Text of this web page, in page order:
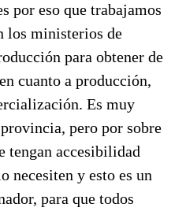
por eso que trabajamos
los ministerios de
para obtener de
cuanto a producción,
Es muy
pero por sobre
tengan accesibilidad
necesiten y esto es un
para que todos